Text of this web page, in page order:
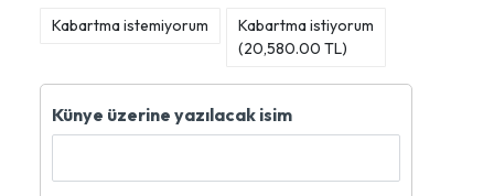
Kabartma istemiyorum
Kabartma istiyorum
(20,580.00 TL)
Künye üzerine yazılacak isim